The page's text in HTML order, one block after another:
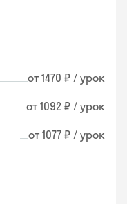
от 1470 ₽ / урок
от 1092 ₽ / урок
от 1077 ₽ / урок